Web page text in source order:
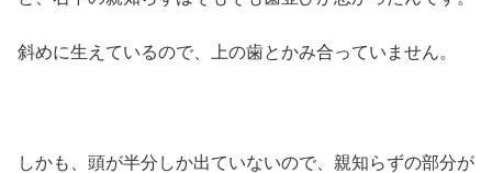
斜めに生えているので、上の歯とかみ合っていません。
しかも、頭が半分しか出ていないので、親知らずの部分が